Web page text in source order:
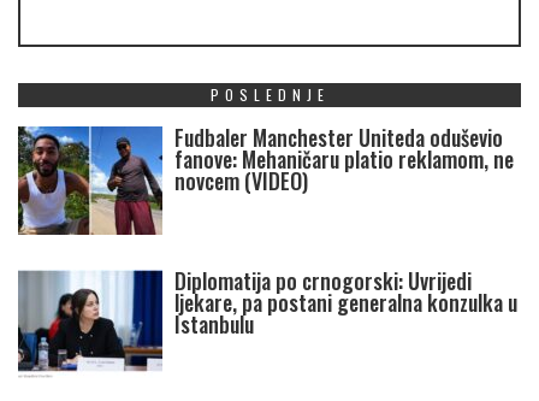
POSLEDNJE
Fudbaler Manchester Uniteda oduševio
fanove: Mehaničaru platio reklamom, ne
novcem (VIDEO)
Diplomatija po crnogorski: Uvrijedi
ljekare, pa postani generalna konzulka u
Istanbulu